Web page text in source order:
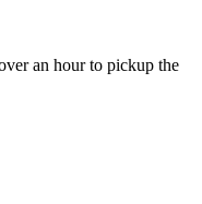
an hour to pickup the